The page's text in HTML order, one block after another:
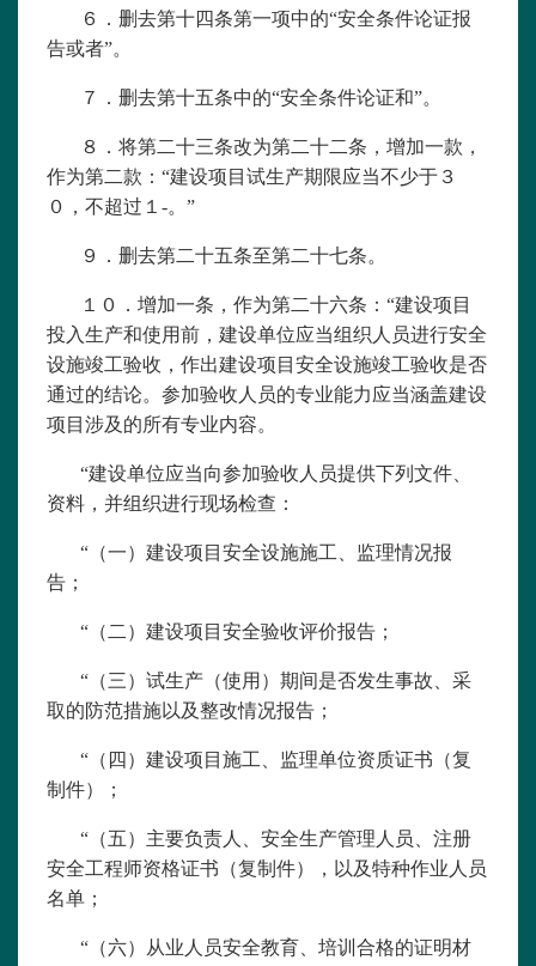
６．删去第十四条第一项中的“安全条件论证报
告或者”。
７．删去第十五条中的“安全条件论证和”。
８．将第二十三条改为第二十二条，增加一款，
作为第二款：“建设项目试生产期限应当不少于３
０，不超过１-。”
９．删去第二十五条至第二十七条。
１０．增加一条，作为第二十六条：“建设项目
投入生产和使用前，建设单位应当组织人员进行安全
设施竣工验收，作出建设项目安全设施竣工验收是否
通过的结论。参加验收人员的专业能力应当涵盖建设
项目涉及的所有专业内容。
“建设单位应当向参加验收人员提供下列文件、
资料，并组织进行现场检查：
“（一）建设项目安全设施施工、监理情况报
告；
“（二）建设项目安全验收评价报告；
“（三）试生产（使用）期间是否发生事故、采
取的防范措施以及整改情况报告；
“（四）建设项目施工、监理单位资质证书（复
制件）；
“（五）主要负责人、安全生产管理人员、注册
安全工程师资格证书（复制件），以及特种作业人员
名单；
“（六）从业人员安全教育、培训合格的证明材